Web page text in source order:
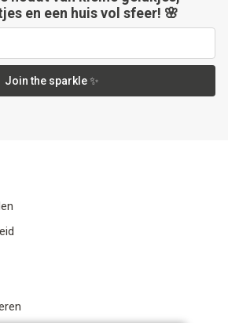
en een huis vol sfeer! 🌸
Join the sparkle ✨